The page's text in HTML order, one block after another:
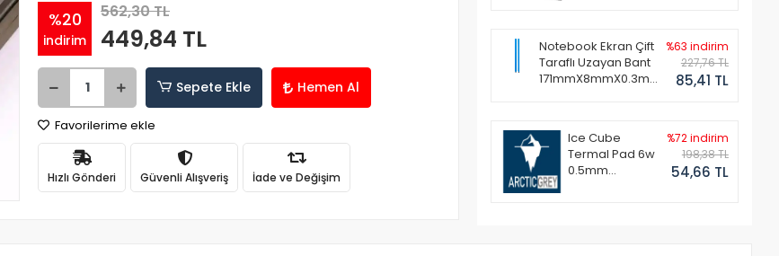
%20
indirim
562,30 TL
449,84 TL
Sepete Ekle Hemen Al
Favorilerime ekle
Hızlı Gönderi Güvenli Alışveriş İade ve Değişim
Notebook Ekran Çift
Taraflı Uzayan Bant
171mmX8mmX0.3mm
%63 indirim
227,76 TL
85,41 TL
Ice Cube
Termal Pad 6w
0.5mm
%72 indirim
198,38 TL
54,66 TL